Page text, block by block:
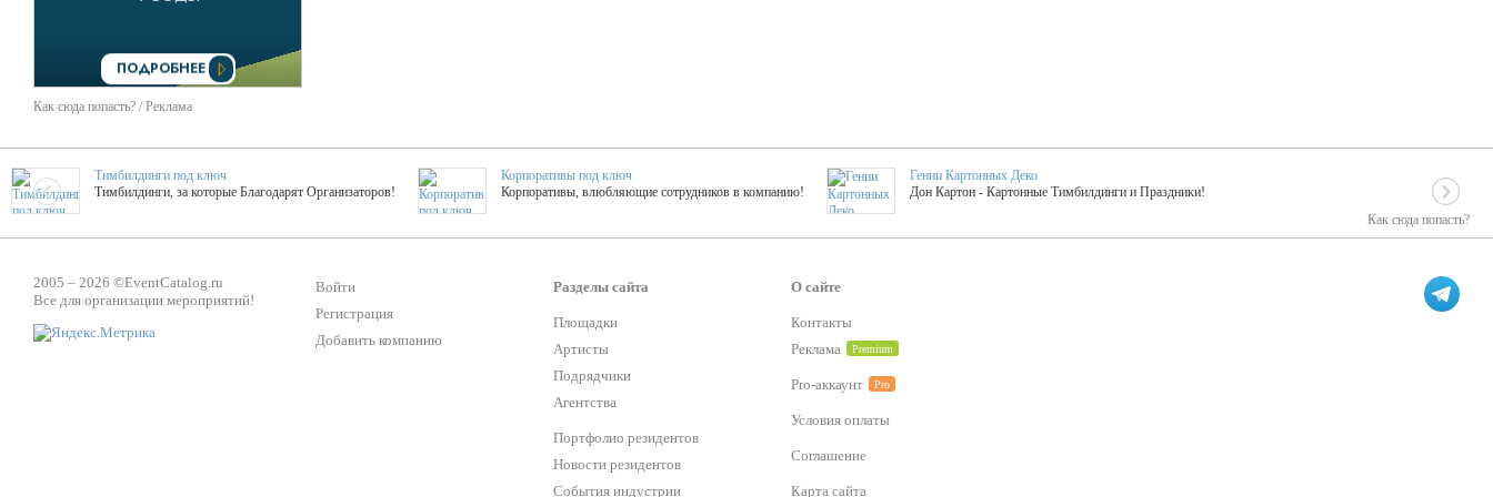
Как сюда попасть? / Реклама
Как сюда попасть?
Тимбилдинги под ключ
Тимбилдинги, за которые Благодарят Организаторов!
Корпоративы под ключ
Корпоративы, влюбляющие сотрудников в компанию!
Гении Картонных Деко
Дон Картон - Картонные Тимбилдинги и Праздники!
ТОПовые мастер-классы на мероприятие! Гибкие цены!
ShowTex - Декор и Ди
Мастер-классы
ТОП 25 активностей! Смета за 15 минут!
Букинг компания №1
Оперативная информация о любых зарубежных артистах
Каждый второй заказ контента со скидкой в 15%
Хотите весело?
2005 – 2026 ©EventCatalog.ru
Все для организации мероприятий!
Войти
Регистрация
Добавить компанию
Разделы сайта
Площадки
Артисты
Подрядчики
Агентства
Портфолио резидентов
Новости резидентов
События индустрии
О сайте
Контакты
Реклама
Premium
Pro-аккаунт Pro
Условия оплаты
Соглашение
Карта сайта